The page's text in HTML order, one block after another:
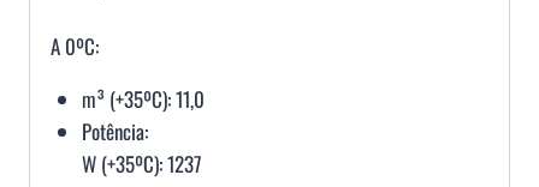
A 0ºC:
m³ (+35ºC): 11,0
Potência:
W (+35ºC): 1237